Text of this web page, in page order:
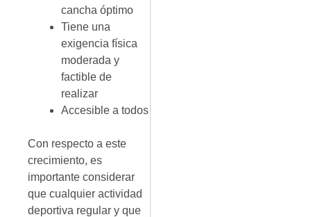
cancha óptimo
Tiene una
exigencia física
moderada y
factible de
realizar
Accesible a todos
Con respecto a este
crecimiento, es
importante considerar
que cualquier actividad
deportiva regular y que